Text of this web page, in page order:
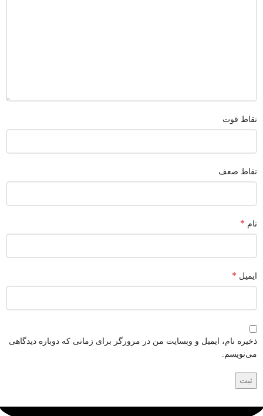
نقاط قوت
نقاط ضعف
نام *
ایمیل *
ذخیره نام، ایمیل و وبسایت من در مرورگر برای زمانی که دوباره دیدگاهی
می‌نویسم.